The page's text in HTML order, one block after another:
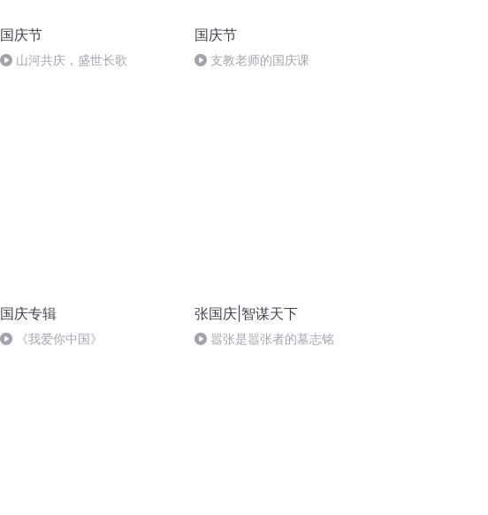
国庆节
山河共庆，盛世长歌
国庆节
支教老师的国庆课
国庆专辑
《我爱你中国》
张国庆|智谋天下
嚣张是嚣张者的墓志铭